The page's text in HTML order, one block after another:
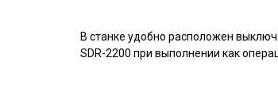
В станке удобно расположен
SDR-2200 при выполнении как